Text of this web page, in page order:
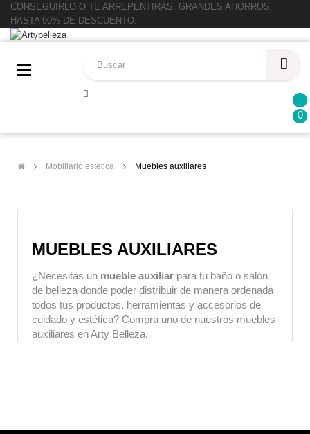
CONSEGUIRLO O TE ARREPENTIRÁS, GRANDES AHORROS
HASTA 90% DE DESCUENTO.
Navegación
☰
0
Mobiliario estetica Muebles auxiliares
MUEBLES AUXILIARES
¿Necesitas un mueble auxiliar para tu baño o salón
de belleza donde poder distribuir de manera ordenada
todos tus productos, herramientas y accesorios de
cuidado y estética? Compra uno de nuestros muebles
auxiliares en Arty Belleza.